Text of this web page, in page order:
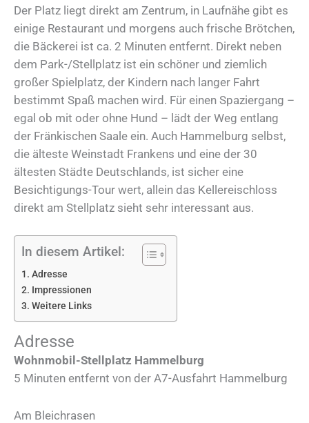
Der Platz liegt direkt am Zentrum, in Laufnähe gibt es
einige Restaurant und morgens auch frische Brötchen,
die Bäckerei ist ca. 2 Minuten entfernt. Direkt neben
dem Park-/Stellplatz ist ein schöner und ziemlich
großer Spielplatz, der Kindern nach langer Fahrt
bestimmt Spaß machen wird. Für einen Spaziergang –
egal ob mit oder ohne Hund – lädt der Weg entlang
der Fränkischen Saale ein. Auch Hammelburg selbst,
die älteste Weinstadt Frankens und eine der 30
ältesten Städte Deutschlands, ist sicher eine
Besichtigungs-Tour wert, allein das Kellereischloss
direkt am Stellplatz sieht sehr interessant aus.
In diesem Artikel:
Adresse
Impressionen
Weitere Links
Adresse
Wohnmobil-Stellplatz Hammelburg
5 Minuten entfernt von der A7-Ausfahrt Hammelburg
Am Bleichrasen